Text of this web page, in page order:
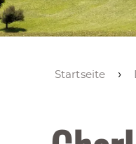
Startseite